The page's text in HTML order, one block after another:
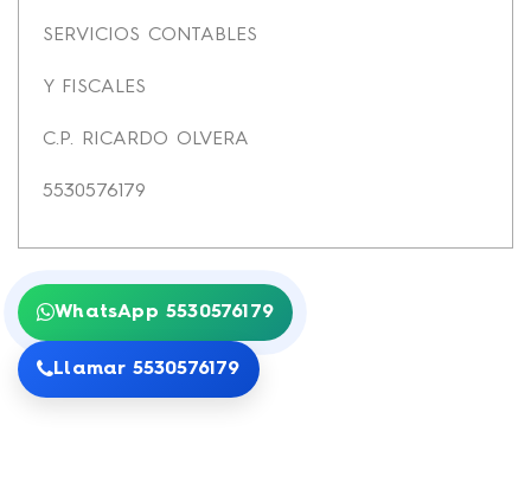
SERVICIOS CONTABLES
Y FISCALES
C.P. RICARDO OLVERA
5530576179
WhatsApp 5530576179
Llamar 5530576179